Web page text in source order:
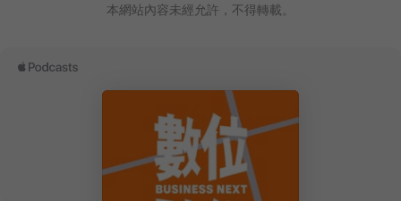
本網站內容未經允許，不得轉載。